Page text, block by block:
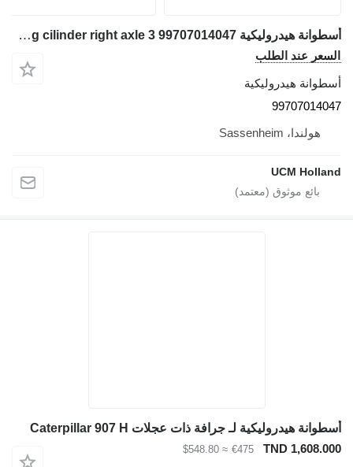
أسطوانة هيدروليكية FAUN ATF 45-3 steering cilinder right axle 3 99707014047 لـ شاحنة رافعة
السعر عند الطلب
أسطوانة هيدروليكية
99707014047
هولندا، Sassenheim
UCM Holland
أسطوانة هيدروليكية لـ جرافة ذات عجلات Caterpillar 907 H
TND 1,608.000
€475
≈ $548.80